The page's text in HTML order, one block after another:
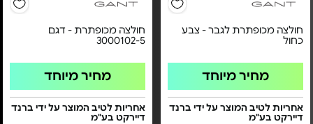
חולצה מכופתרת לגבר - צבע
כחול
מחיר מיוחד
אחריות לטיב המוצר על ידי ברנד
דיירקט בע"מ
חולצה מכופתרת - דגם
3000102-5
מחיר מיוחד
אחריות לטיב המוצר על ידי ברנד
דיירקט בע"מ